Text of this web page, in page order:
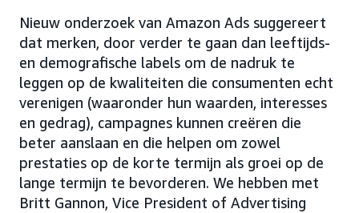
Nieuw onderzoek van Amazon Ads suggereert
dat merken, door verder te gaan dan leeftijds-
en demografische labels om de nadruk te
leggen op de kwaliteiten die consumenten echt
verenigen (waaronder hun waarden, interesses
en gedrag), campagnes kunnen creëren die
beter aanslaan en die helpen om zowel
prestaties op de korte termijn als groei op de
lange termijn te bevorderen. We hebben met
Britt Gannon, Vice President of Advertising